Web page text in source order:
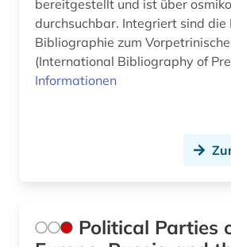
bereitgestellt und ist über
durchsuchbar. Integriert sind die
Bibliographie zum
(International Bibliography of
Informationen
Political Parties